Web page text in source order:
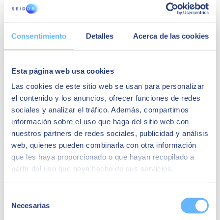
Consentimiento Detalles Acerca de las cookies
Esta página web usa cookies
Las cookies de este sitio web se usan para personalizar
el contenido y los anuncios, ofrecer funciones de redes
sociales y analizar el tráfico. Además, compartimos
información sobre el uso que haga del sitio web con
nuestros partners de redes sociales, publicidad y análisis
web, quienes pueden combinarla con otra información
que les haya proporcionado o que hayan recopilado a
partir del uso que haya hecho de sus servicios.
Necesarias
impulsores de los ODS
Según el barómetro, las empresas que han empezado a trabajar para
alinearse con la Agenda 2030 lo han hecho por dos motivos
principales: el ahorro de costes y la reputación. Así,el 54% de las
sostenibilidad para economizar sus gastos
correlación entre una mayor eficiencia de los procesos de
producción y la reducción del coste energético. El segundo factor
más valorado para impulsar políticas de sostenibilidad entre las
compañías son los beneficios sobre la marca y la reputación, que
alcanza un 53% de las empresas.
ODS 7 y 12, los más valorados
El informe resalta que el 55% de las compañías analizadas trabajan,
sobre todo, para alcanzar el ODS 12 ―alcanzar un consumo y
producción sostenibles―, y el 51% el ODS 7―aumentar el